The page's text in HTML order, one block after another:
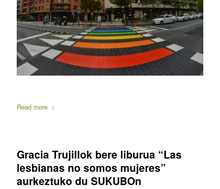
Read more
Gracia Trujillok bere liburua “Las
lesbianas no somos mujeres”
aurkeztuko du SUKUBOn